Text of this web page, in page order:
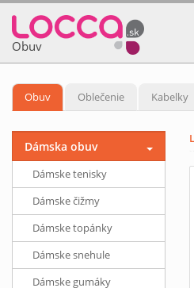
Obuv
Obuv Oblečenie Kabelky
Dámska obuv
Dámske tenisky
Dámske čižmy
Dámske topánky
Dámske snehule
Dámske gumáky